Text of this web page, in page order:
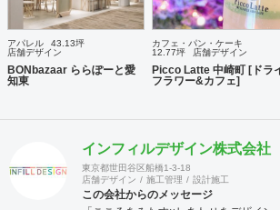
アパレル
43.13坪
店舗デザイン
BONbazaar ららぽーと愛
知東
カフェ・パン・ケーキ
12.77坪
店舗デザイン
Picco Latte 中崎町 [ドラ
フラワー&カフェ]
インフィルデザイン株式会社
東京都世田谷区船橋1-3-18
店舗デザイン
施工管理 設計施工
この会社からのメッセージ